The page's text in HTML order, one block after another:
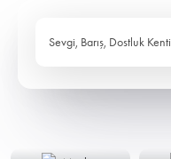
Sevgi, Barış, Dostluk Kenti